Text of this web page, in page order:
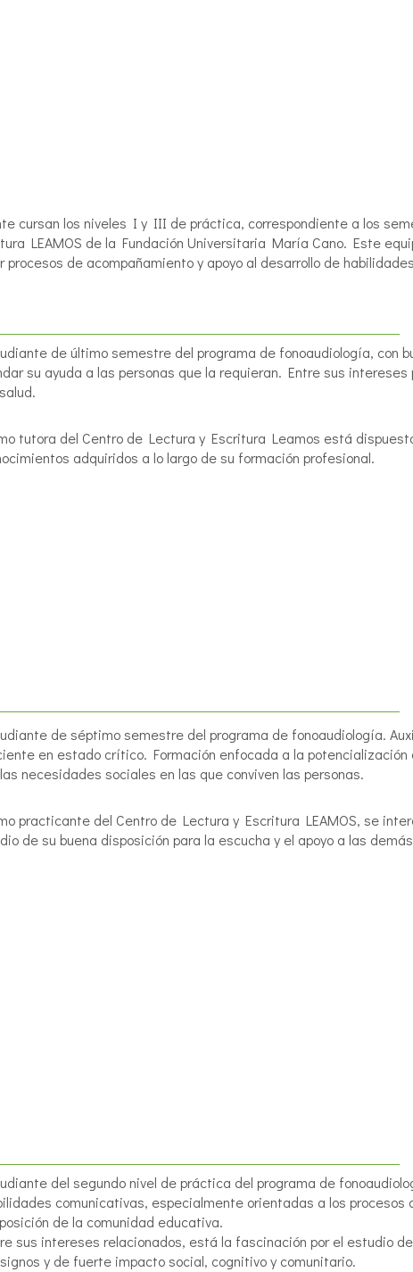
cursan los niveles I y III de práctica, correspondiente a los
LEAMOS de la Fundación Universitaria María Cano. Este
de acompañamiento y apoyo al desarrollo de
de último semestre del programa de fonoaudiología, con
su ayuda a las personas que la requieran. Entre sus
tutora del Centro de Lectura y Escritura Leamos está
adquiridos a lo largo de su formación profesional.
de séptimo semestre del programa de fonoaudiología.
en estado crítico. Formación enfocada a la
necesidades sociales en las que conviven las personas.
practicante del Centro de Lectura y Escritura LEAMOS, se
de su buena disposición para la escucha y el apoyo a las
del segundo nivel de práctica del programa de
comunicativas, especialmente orientadas a los procesos
de la comunidad educativa.
sus intereses relacionados, está la fascinación por el estudio
y de fuerte impacto social, cognitivo y comunitario.